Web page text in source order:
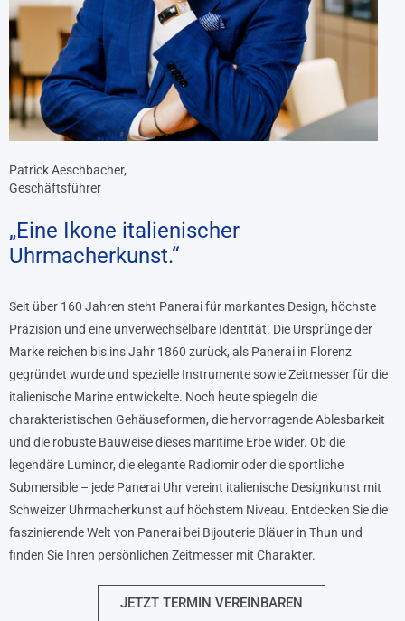
Patrick Aeschbacher,
Geschäftsführer
„Eine Ikone italienischer
Uhrmacherkunst.“
Seit über 160 Jahren steht Panerai für markantes Design, höchste
Präzision und eine unverwechselbare Identität. Die Ursprünge der
Marke reichen bis ins Jahr 1860 zurück, als Panerai in Florenz
gegründet wurde und spezielle Instrumente sowie Zeitmesser für die
italienische Marine entwickelte. Noch heute spiegeln die
charakteristischen Gehäuseformen, die hervorragende Ablesbarkeit
und die robuste Bauweise dieses maritime Erbe wider. Ob die
legendäre Luminor, die elegante Radiomir oder die sportliche
Submersible – jede Panerai Uhr vereint italienische Designkunst mit
Schweizer Uhrmacherkunst auf höchstem Niveau. Entdecken Sie die
faszinierende Welt von Panerai bei Bijouterie Bläuer in Thun und
finden Sie Ihren persönlichen Zeitmesser mit Charakter.
JETZT TERMIN VEREINBAREN